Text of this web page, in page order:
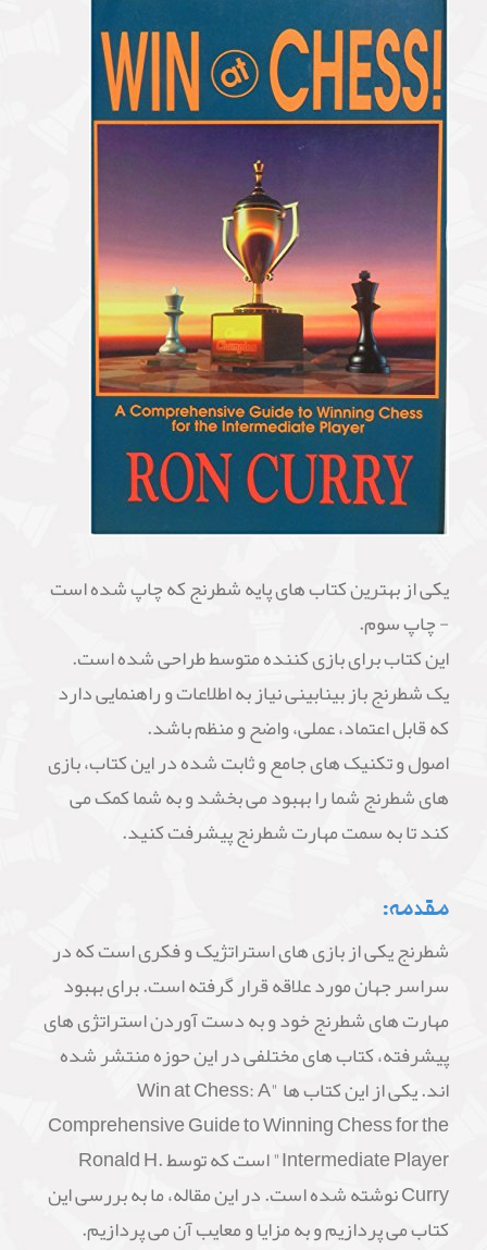
یکی از بهترین کتاب های پایه شطرنج که چاپ شده است
- چاپ سوم.
این کتاب برای بازی کننده متوسط طراحی شده است.
یک شطرنج باز بینابینی نیاز به اطلاعات و راهنمایی دارد
که قابل اعتماد، عملی، واضح و منظم باشد.
اصول و تکنیک های جامع و ثابت شده در این کتاب، بازی
های شطرنج شما را بهبود می بخشد و به شما کمک می
کند تا به سمت مهارت شطرنج پیشرفت کنید.
مقدمه:
شطرنج یکی از بازی های استراتژیک و فکری است که در
سراسر جهان مورد علاقه قرار گرفته است. برای بهبود
مهارت های شطرنج خود و به دست آوردن استراتژی های
پیشرفته، کتاب های مختلفی در این حوزه منتشر شده
اند. یکی از این کتاب ها "Win at Chess: A
Comprehensive Guide to Winning Chess for the
Intermediate Player" است که توسط Ronald H.
Curry نوشته شده است. در این مقاله، ما به بررسی این
کتاب می پردازیم و به مزایا و معایب آن می پردازیم.